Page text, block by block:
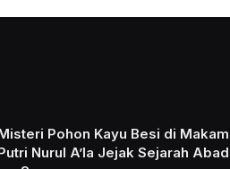
Pohon Kayu Besi di Makam
Nurul A’la Jejak Sejarah Abad